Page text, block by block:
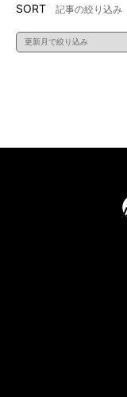
SORT 記事の絞り込み